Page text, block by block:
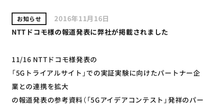
お知らせ
2016年11月16日
NTTドコモ様の報道発表に弊社が掲載されました
11/16 NTTドコモ様発表の
「5Gトライアルサイト」での実証実験に向けたパートナー企
業との連携を拡大
の報道発表の参考資料（「5Gアイデアコンテスト」発祥のパー